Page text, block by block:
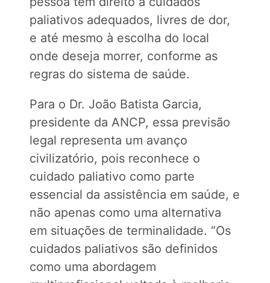
paliativos adequados, livres de dor,
e até mesmo à escolha do local
onde deseja morrer, conforme as
regras do sistema de saúde.
Para o Dr. João Batista Garcia,
presidente da ANCP, essa previsão
legal representa um avanço
civilizatório, pois reconhece o
cuidado paliativo como parte
essencial da assistência em saúde, e
não apenas como uma alternativa
em situações de terminalidade. “Os
cuidados paliativos são definidos
como uma abordagem